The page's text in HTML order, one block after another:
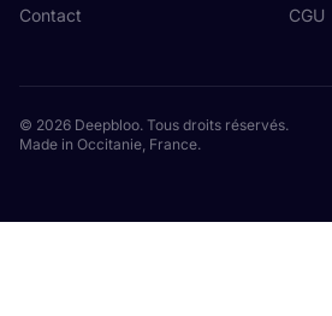
Contact
CGU
© 2026 Deepbloo. Tous droits réservés.
Made in Occitanie, France.